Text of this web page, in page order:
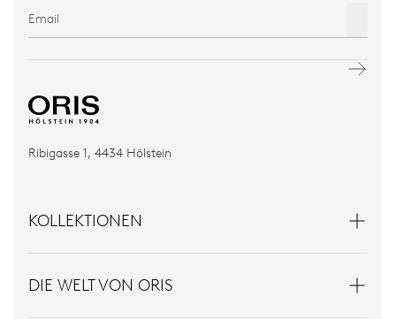
Ribigasse 1, 4434 Hölstein
KOLLEKTIONEN
DIE WELT VON ORIS